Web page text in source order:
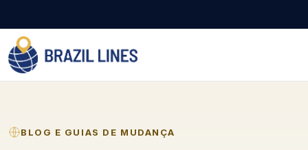
BLOG E GUIAS DE MUDANÇA